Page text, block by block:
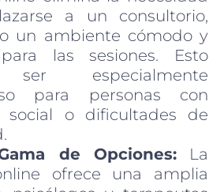
a un consultorio,
un ambiente cómodo y
las sesiones. Esto
especialmente
para personas con
social o dificultades de
de Opciones:La
ofrece una amplia